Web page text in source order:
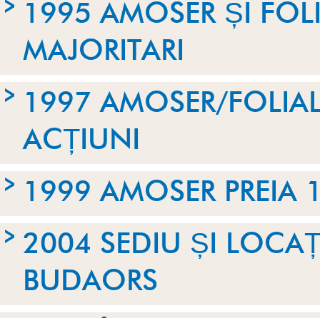
1995 AMOSER ȘI
MAJORITARI
1997 AMOSER/
ACȚIUNI
1999 AMOSER
2004 SEDIU ȘI
BUDAORS